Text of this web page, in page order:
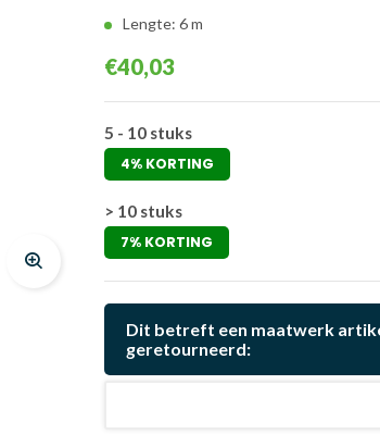
Lengte: 6 m
€40,03
5 - 10 stuks
4% KORTING
> 10 stuks
7% KORTING
Dit betreft een maatwerk
geretourneerd: